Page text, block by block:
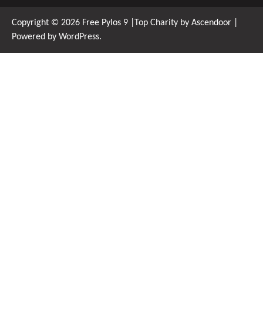
Copyright © 2026 Free Pylos 9 |Top Charity by Ascendoor
Powered by WordPress.